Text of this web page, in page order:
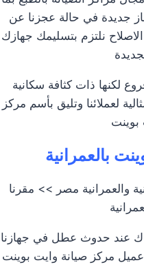
جديدة في حالة عجزنا عن
نلتزم بتسليمك جهازك
لكنها ذات كثافة سكانية
لعملائنا وتليق بأسم مركز
بوينت
بالعمرانية
والعمرانية مصر >> مقرنا
عند حدوث عطل في جهازنا
مركز صيانة وايت بوينت